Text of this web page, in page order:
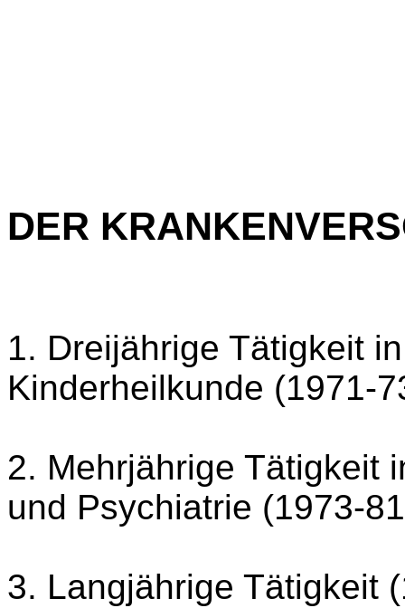
DER
1. Dreijährige Tätigkeit
Kinderheilkunde (1971-
2. Mehrjährige Tätigkeit
und Psychiatrie (1973-
3. Langjährige Tätigkeit